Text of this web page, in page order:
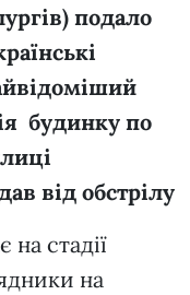
подало
будинку по
від обстрілу
на стадії
на